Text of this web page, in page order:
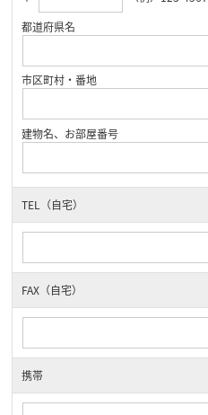
都道府県名
市区町村・番地
建物名、お部屋番号
TEL（自宅）
FAX（自宅）
携帯